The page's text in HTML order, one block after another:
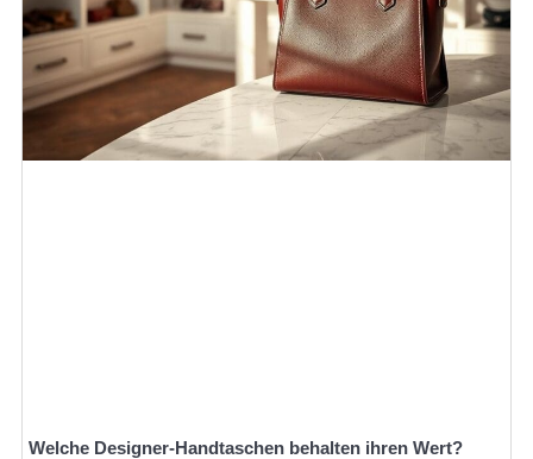
Welche Designer-Handtaschen behalten ihren Wert?